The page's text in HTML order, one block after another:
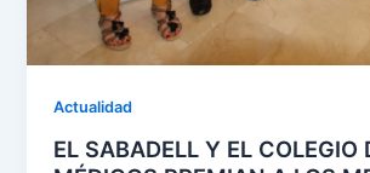
Actualidad
EL SABADELL Y EL COLEGIO